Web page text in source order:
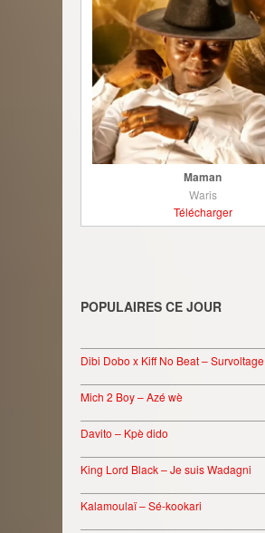
Maman
Waris
Télécharger
POPULAIRES CE JOUR
Dibi Dobo x Kiff No Beat – Survoltage
Mich 2 Boy – Azé wè
Davito – Kpè dido
King Lord Black – Je suis Wadagni
Kalamoulaï – Sé-kookari